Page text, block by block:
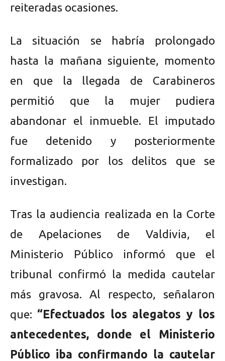
reiteradas ocasiones.
La situación se habría prolongado
hasta la mañana siguiente, momento
en que la llegada de Carabineros
permitió que la mujer pudiera
abandonar el inmueble. El imputado
fue detenido y posteriormente
formalizado por los delitos que se
investigan.
Tras la audiencia realizada en la Corte
de Apelaciones de Valdivia, el
Ministerio Público informó que el
tribunal confirmó la medida cautelar
más gravosa. Al respecto, señalaron
que: “Efectuados los alegatos y los
antecedentes, donde el Ministerio
Público iba confirmando la cautelar